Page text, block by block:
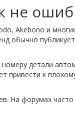
не
Akebono и
обычно
номеру детали
привести к
На форумах часто